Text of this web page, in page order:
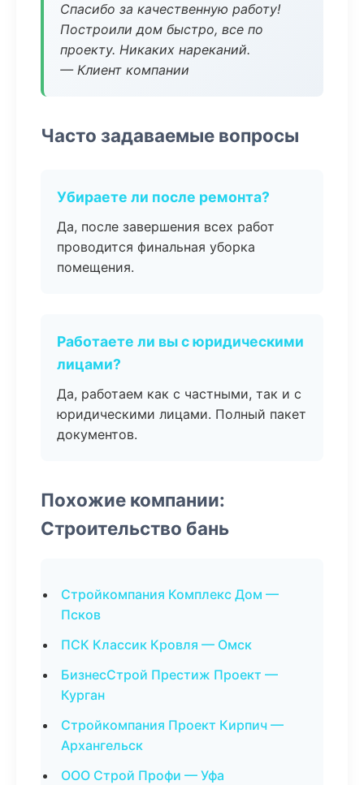
Спасибо за качественную работу!
Построили дом быстро, все по
проекту. Никаких нареканий.
— Клиент компании
Часто задаваемые вопросы
Убираете ли после ремонта?
Да, после завершения всех работ
проводится финальная уборка
помещения.
Работаете ли вы с юридическими
лицами?
Да, работаем как с частными, так и с
юридическими лицами. Полный пакет
документов.
Похожие компании:
Строительство бань
Стройкомпания Комплекс Дом —
Псков
ПСК Классик Кровля — Омск
БизнесСтрой Престиж Проект —
Курган
Стройкомпания Проект Кирпич —
Архангельск
ООО Строй Профи — Уфа